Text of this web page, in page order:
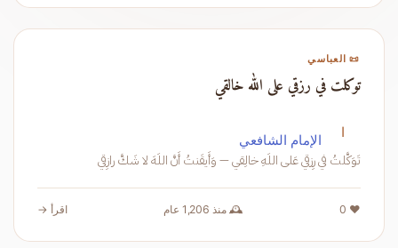
📜 العباسي
توكلت في رزقي على الله خالقي
ا الإمام الشافعي
تَوَكَّلتُ في رِزقي عَلى اللَهِ خالِقي — وَأَيقَنتُ أَنَّ اللَهَ لا شَكَّ رازِقي
❤️ 0 🕰️ منذ 1,206 عام اقرأ →